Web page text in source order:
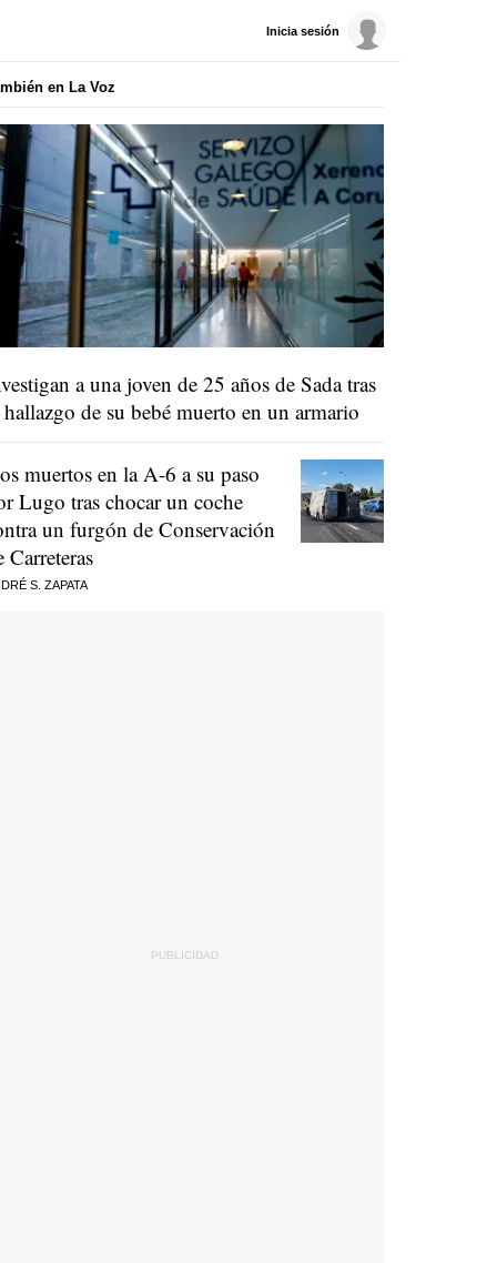
Inicia sesión
en La Voz
a una joven de 25 años de Sada tras
de su bebé muerto en un armario
muertos en la A-6 a su paso
Lugo tras chocar un coche
un furgón de Conservación
Carreteras
S. ZAPATA